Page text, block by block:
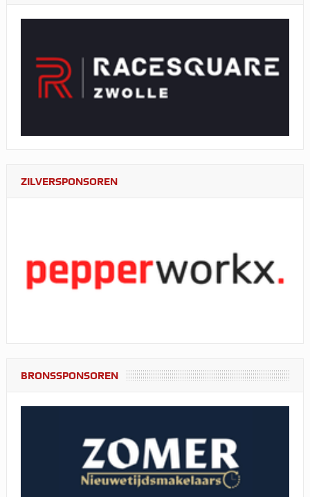
ZILVERSPONSOREN
BRONSSPONSOREN